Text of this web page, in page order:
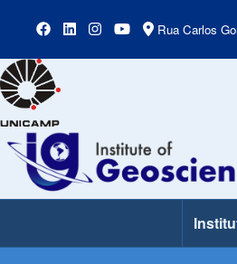
Rua Carlos
Main Menu